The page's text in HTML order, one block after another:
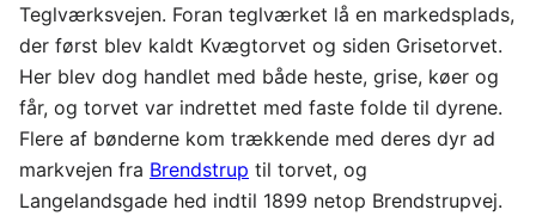
Teglværksvejen. Foran teglværket lå en markedsplads,
der først blev kaldt Kvægtorvet og siden Grisetorvet.
Her blev dog handlet med både heste, grise, køer og
får, og torvet var indrettet med faste folde til dyrene.
Flere af bønderne kom trækkende med deres dyr ad
markvejen fra Brendstrup til torvet, og
Langelandsgade hed indtil 1899 netop Brendstrupvej.